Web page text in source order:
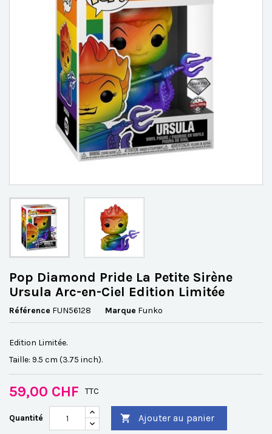
Pop Diamond Pride La Petite Sirène
Ursula Arc-en-Ciel Edition Limitée
Référence FUN56128 Marque Funko
Edition Limitée.
Taille: 9.5 cm (3.75 inch).
59,00 CHF TTC
Quantité  Ajouter au panier